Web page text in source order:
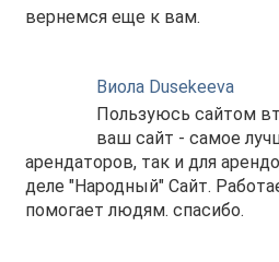
вернемся еще к вам.
Виола Dusekeeva
Пользуюсь сайтом
ваш сайт - самое
арендаторов, так и для
деле "Народный" Сайт.
помогает людям. спасибо.